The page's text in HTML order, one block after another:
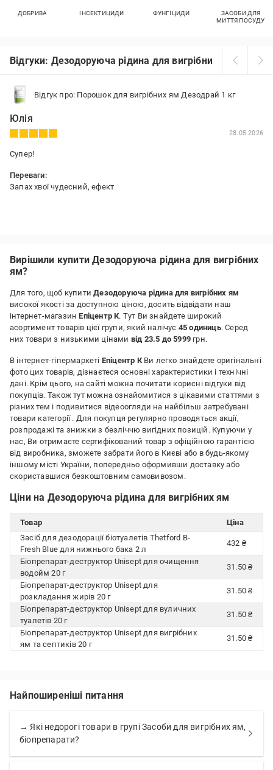
ДОБРИВА ІНСЕКТИЦИДИ ФУНГІЦИДИ
ЗАСОБИ ДЛЯ
МИТТЯ ПОСУДУ
Відгуки: Дезодоруюча рідина для вигрібних ям
Відгук про: Порошок для вигрібних ям Дезодрай 1 кг
Юлія
28.05.2026
Супер!
Переваги:
Запах хвої чудесний, ефект
Вирішили купити Дезодоруюча рідина для вигрібних
ям?
Для того, щоб купитиДезодоруюча рідина для вигрібних ям
високої якості за доступною ціною, досить відвідати наш
інтернет-магазинЕпіцентр К. Тут Ви знайдете широкий
асортимент товарів цієї групи, який налічує 45 одиниць. Серед
них товари з низькими цінами від 23.5 до 5999 грн.
В інтернет-гіпермаркеті Епіцентр КВи легко знайдете оригінальні
фото цих товарів, дізнаєтеся основні характеристики і технічні
дані. Крім цього, на сайті можна почитати корисні відгуки від
покупців. Також тут можна ознайомитися з цікавими статтями з
різних тем і подивитися відеоогляди на найбільш затребувані
товари категорії . Для покупця регулярно проводяться акції,
розпродажі та знижки з безліччю вигідних позицій. Купуючи у
нас, Ви отримаєте сертифікований товар з офіційною гарантією
від виробника, зможете забрати його в Києві або в будь-якому
іншому місті України, попередньо оформивши доставку або
скориставшися безкоштовним самовивозом.
Ціни на Дезодоруюча рідина для вигрібних ям
Товар
Ціна
Засіб для дезодорації біотуалетів Thetford B-
Fresh Blue для нижнього бака 2 л
432 ₴
Біопрепарат-деструктор Unisept для очищення
водойм 20 г
31.50 ₴
Біопрепарат-деструктор Unisept для
розкладання жирів 20 г
31.50 ₴
Біопрепарат-деструктор Unisept для вуличних
туалетів 20 г
31.50 ₴
Біопрепарат-деструктор Unisept для вигрібних
ям та септиків 20 г
31.50 ₴
Найпоширеніші питання
→ Які недорогі товари в групі Засоби для вигрібних ям,
біопрепарати?